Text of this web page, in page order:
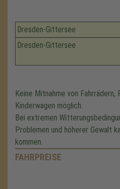
Dresden-Gittersee
Dresden-Gittersee
Keine Mitnahme von Fahrrädern,
Kinderwagen möglich.
Bei extremen
Problemen und höherer Gewalt
kommen.
FAHRPREISE